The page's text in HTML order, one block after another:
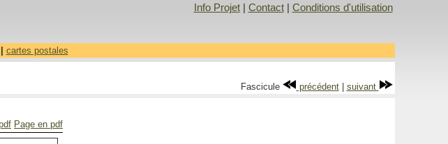
Info Projet| Contact| Conditions d'utilisation
cartes postales
Fascicule précédent| suivant
Page en pdf